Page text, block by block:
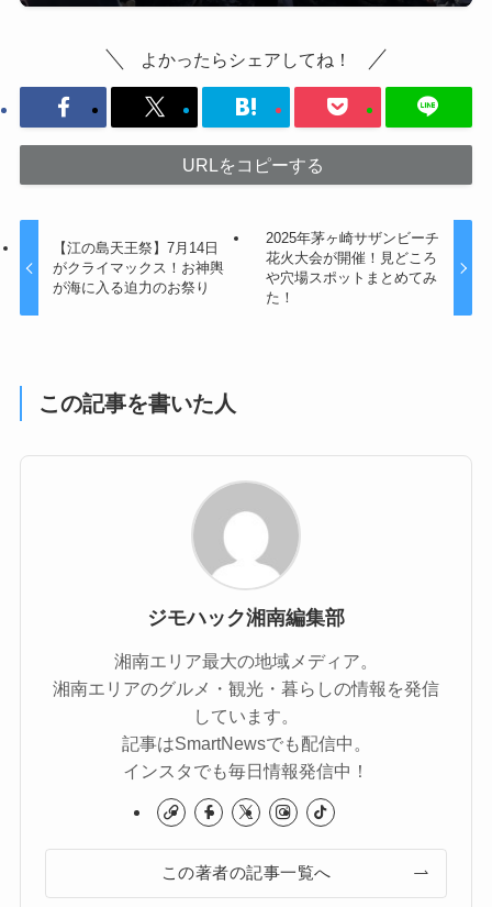
よかったらシェアしてね！
URLをコピーする
【江の島天王祭】7月14日
がクライマックス！お神輿
が海に入る迫力のお祭り
2025年茅ヶ崎サザンビーチ
花火大会が開催！見どころ
や穴場スポットまとめてみ
た！
この記事を書いた人
ジモハック湘南編集部
湘南エリア最大の地域メディア。
湘南エリアのグルメ・観光・暮らしの情報を発信
しています。
記事はSmartNewsでも配信中。
インスタでも毎日情報発信中！
この著者の記事一覧へ